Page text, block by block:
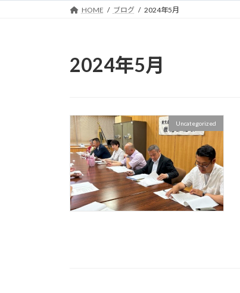
HOME ブログ 2024年5月
2024年5月
Uncategorized